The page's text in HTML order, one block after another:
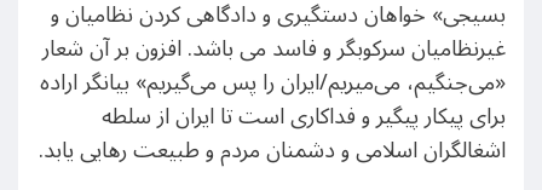
بسیجی» خواهان دستگیری و دادگاهی کردن نظامیان و
غیرنظامیان سرکوبگر و فاسد می باشد. افزون بر آن شعار
«می‌جنگیم، می‌میریم/ایران را پس می‌گیریم» بیانگر اراده
برای پیکار پیگیر و فداکاری است تا ایران از سلطه
اشغالگران اسلامی و دشمنان مردم و طبیعت رهایی یابد.